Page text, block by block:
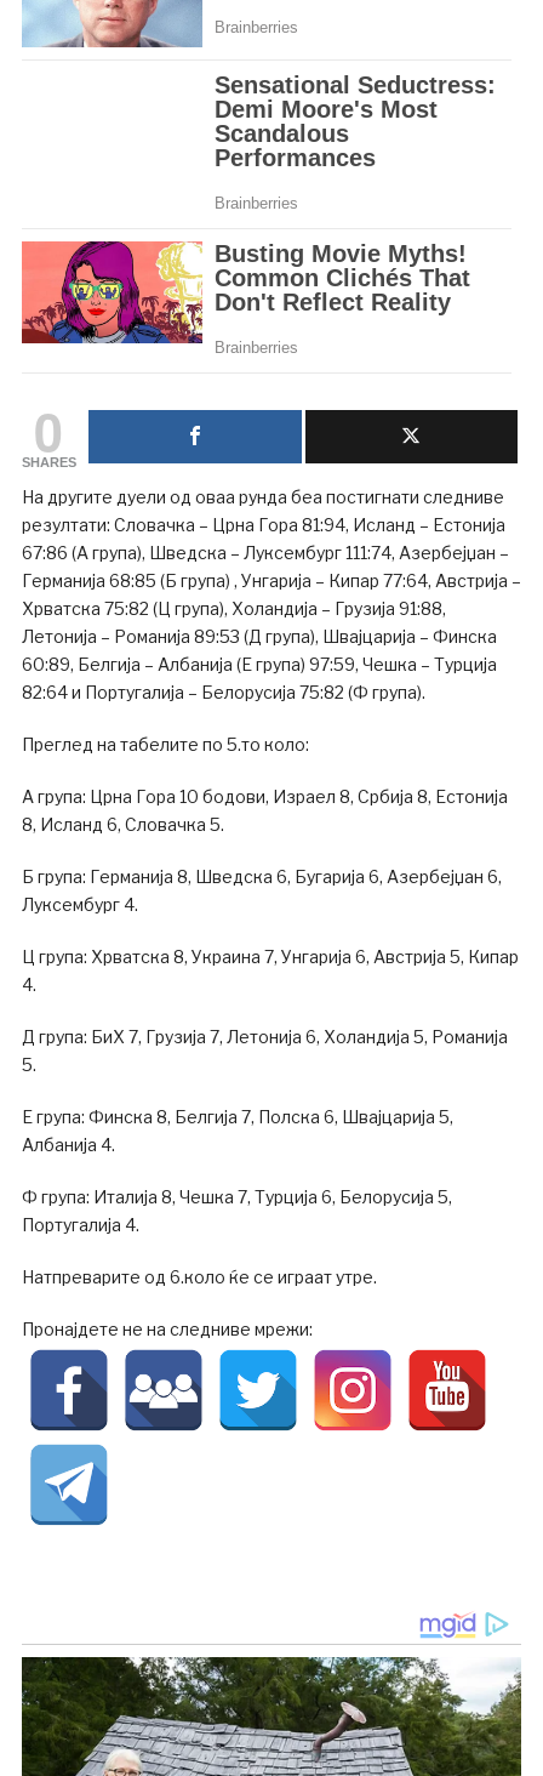
0
SHARES
На другите дуели од оваа рунда беа постигнати следниве
резултати: Словачка – Црна Гора 81:94, Исланд – Естонија
67:86 (А група), Шведска – Луксембург 111:74, Азербејџан –
Германија 68:85 (Б група) , Унгарија – Кипар 77:64, Австрија –
Хрватска 75:82 (Ц група), Холандија – Грузија 91:88,
Летонија – Романија 89:53 (Д група), Швајцарија – Финска
60:89, Белгија – Албанија (Е група) 97:59, Чешка – Турција
82:64 и Португалија – Белорусија 75:82 (Ф група).
Преглед на табелите по 5.то коло:
А група: Црна Гора 10 бодови, Израел 8, Србија 8, Естонија
8, Исланд 6, Словачка 5.
Б група: Германија 8, Шведска 6, Бугарија 6, Азербејџан 6,
Луксембург 4.
Ц група: Хрватска 8, Украина 7, Унгарија 6, Австрија 5, Кипар
4.
Д група: БиХ 7, Грузија 7, Летонија 6, Холандија 5, Романија
5.
Е група: Финска 8, Белгија 7, Полска 6, Швајцарија 5,
Албанија 4.
Ф група: Италија 8, Чешка 7, Турција 6, Белорусија 5,
Португалија 4.
Натпреварите од 6.коло ќе се играат утре.
Пронајдете не на следниве мрежи: